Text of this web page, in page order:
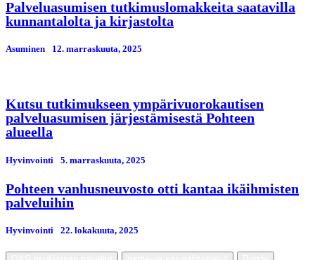
Palveluasumisen tutkimuslomakkeita saatavilla
kunnantalolta ja kirjastolta
Asuminen 12. marraskuuta, 2025
Kutsu tutkimukseen ympärivuorokautisen
palveluasumisen järjestämisestä Pohteen
alueella
Hyvinvointi 5. marraskuuta, 2025
Pohteen vanhusneuvosto otti kantaa ikäihmisten
palveluihin
Hyvinvointi 22. lokakuuta, 2025